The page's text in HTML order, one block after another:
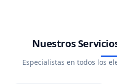
Nuestros
Especialistas en todos los